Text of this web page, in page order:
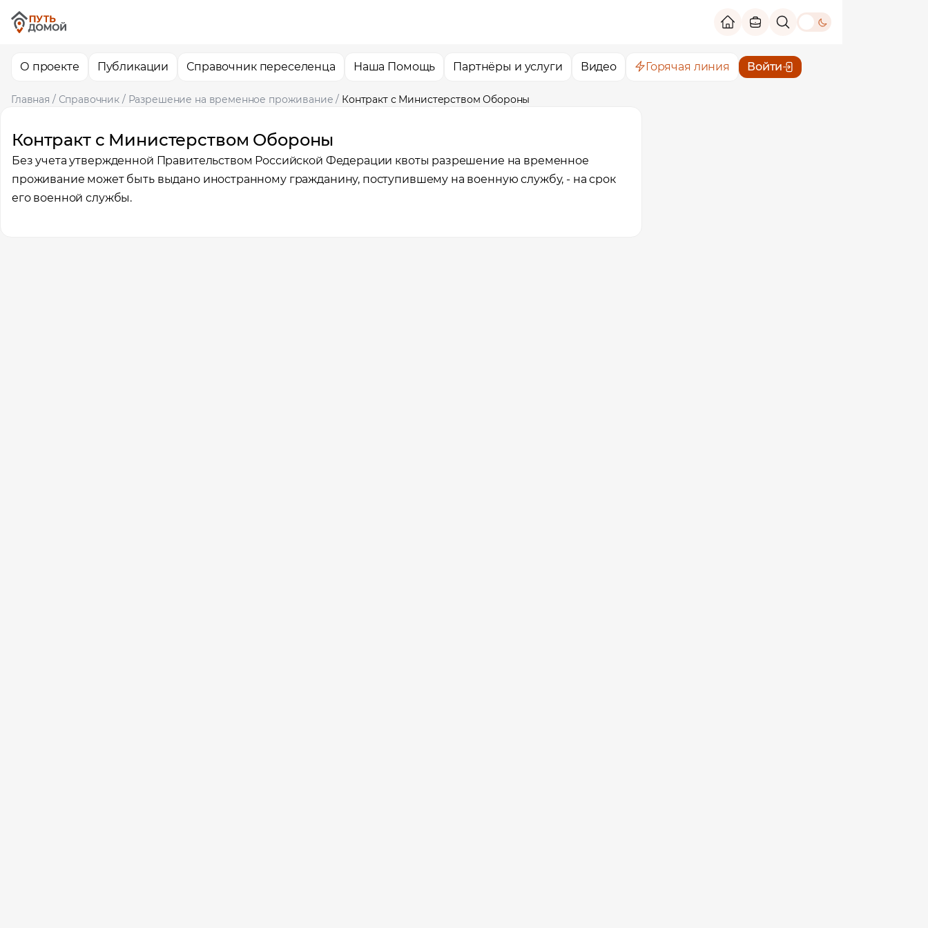
theme switch
О проекте Публикации Справочник переселенца Наша Помощь Партнёры и услуги Видео Горячая линия Войти
Главная / Справочник / Разрешение на временное проживание / Контракт с Министерством Обороны
Контракт с Министерством Обороны
Без учета утвержденной Правительством Российской Федерации квоты разрешение на временное
проживание может быть выдано иностранному гражданину, поступившему на военную службу, - на срок
его военной службы.